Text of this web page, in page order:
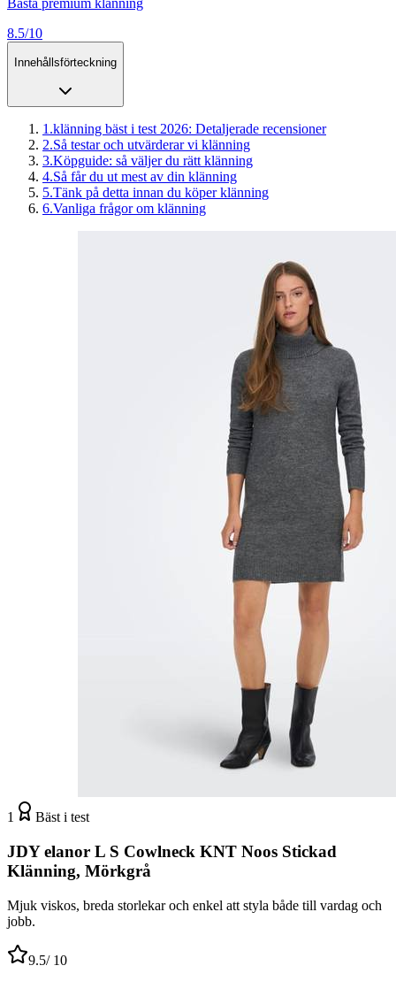
8.5/10
Innehållsförteckning
1 .klänning bäst i test 2026: Detaljerade recensioner
2.Så testar och utvärderar vi klänning
3.Köpguide: så väljer du rätt klänning
4.Så får du ut mest av din klänning
5.Tänk på detta innan du köper klänning
6.Vanliga frågor om klänning
1 Bäst i test
JDY elanor L S Cowlneck KNT Noos Stickad
Klänning, Mörkgrå
Mjuk viskos, breda storlekar och enkel att styla både till vardag och
jobb.
9.5/ 10